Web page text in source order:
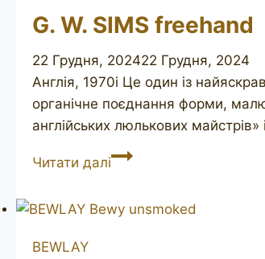
G. W. SIMS freehand
22 Грудня, 202422 Грудня, 2024
Англія, 1970і Це один із
органічне поєднання форми,
англійських люлькових
Читати даліG.
freehand
BEWLAY